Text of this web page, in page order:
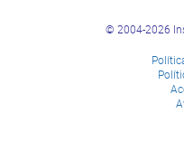
© 2004-2026